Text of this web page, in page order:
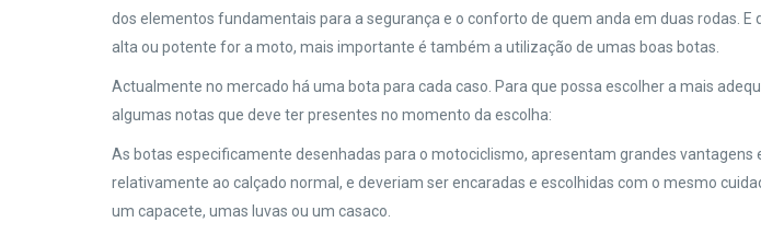
dos elementos fundamentais para a segurança e o conforto de quem anda em duas rodas. E
alta ou potente for a moto, mais importante é também a utilização de umas boas botas.
Actualmente no mercado há uma bota para cada caso. Para que possa escolher a mais
algumas notas que deve ter presentes no momento da escolha:
As botas especificamente desenhadas para o motociclismo, apresentam grandes vantagens
relativamente ao calçado normal, e deveriam ser encaradas e escolhidas com o mesmo
um capacete, umas luvas ou um casaco.